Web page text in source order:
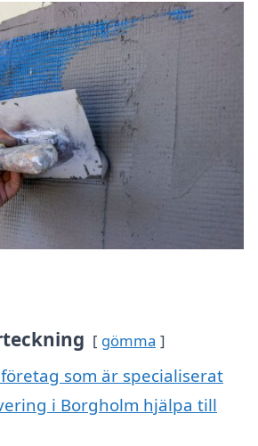
gömma
som är specialiserat
i Borgholm hjälpa till